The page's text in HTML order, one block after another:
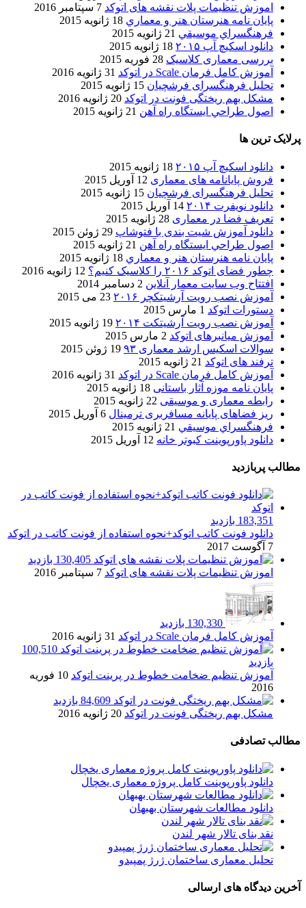
اموزش تنظیمات پلات نقشه های اتوکد 7 سپتامبر 2016
پایان نامه هنرستان هنر و معماري 18 ژانویه 2015
فرهنگسراي موسيقي 21 ژانویه 2015
دانلود اسکیچ آپ ۲۰۱۵
18 ژانویه 2015
بررسی معماری کلاسیک 28 فوریه 2015
آموزش کامل فرمان Scale در اتوکد
31 ژانویه 2016
تحلیل فرهنگسرای فرشچیان 15 ژانویه 2015
مشکل بهم ریختگی فونت در اتوکد 20 ژانویه 2016
اصول طراحي ایستگاه راه آهن 21 ژانویه 2015
پرلایک ترین ها
دانلود اسکیچ آپ ۲۰۱۵
18 ژانویه 2015
فروش پایانامه های معماری 12 آوریل 2015
تحلیل فرهنگسرای فرشچیان 15 ژانویه 2015
دانلود نویفرت ۲۰۱۴
14 آوریل 2015
تعریف فضا در معماری 28 ژانویه 2015
دانلود آموزش شیت بندی با فتوشاپ 29 ژوئن 2015
اصول طراحي ایستگاه راه آهن 21 ژانویه 2015
پایان نامه هنرستان هنر و معماري 18 ژانویه 2015
چطور فضای اتوکد ۲۰۱۶ را کلاسیک کنیم؟
12 ژانویه 2016
افتتاح وب سایت معمار آنلاین 2 دسامبر 2014
آموزش نصب رویت آرشیتکچر ۲۰۱۶
23 می 2015
دستورات اتوکد 1 مارس 2015
آموزش نصب رویت آرشیتکت ۲۰۱۴
19 ژانویه 2015
آموزش میانبرهای اتوکد 2 مارس 2015
سوالات اسکیس ارشد معماری ۹۳
19 ژوئن 2015
ترفند های اتوکد 21 ژانویه 2015
آموزش کامل فرمان Scale در اتوکد
31 ژانویه 2016
پایان نامه موزه آثار باستانی 18 ژانویه 2015
رابطه معماری و موسیقی 22 ژانویه 2015
ریز فضاهای پایانه مسافربری ترمینال 6 آوریل 2015
فرهنگسراي موسيقي 21 ژانویه 2015
دانلود پاورپوینت کبوتر خانه 12 آوریل 2015
مطالب پربازدید
183,351 بازدید
دانلود فونت کاتب اتوکد+نحوه استفاده از فونت کاتب در اتوکد
7 آگوست 2017
130,405 بازدید
اموزش تنظیمات پلات نقشه های اتوکد 7 سپتامبر 2016
130,330 بازدید
آموزش کامل فرمان Scale در اتوکد
31 ژانویه 2016
100,510
بازدید
آموزش تنظیم ضخامت خطوط در پرینت اتوکد
10 فوریه
2016
84,609 بازدید
مشکل بهم ریختگی فونت در اتوکد 20 ژانویه 2016
مطالب تصادفی
دانلود پاورپوینت کامل پروژه معماری یخچال
دانلود مطالعات شهرستان بهبهان
نقد بنای تالار شهر لندن
تحلیل معماری ساختمان ژرژ پمپیدو
آخرین دیدگاه های ارسالی